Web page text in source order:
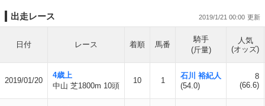
出走レース 2019/1/21 00:00
日付 レース 着順 馬番
騎手
(斤量)
人気
(オッズ)
2019/01/20
4歳上
中山 芝1800m 10頭
10 1
石川 裕紀人
(54.0)
8
(66.6)